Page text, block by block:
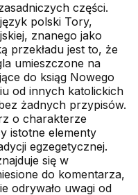
części.
polski Tory,
znanego jako
przekładu jest to, że
umieszczone na
do ksiąg Nowego
od innych katolickich
żadnych przypisów.
o charakterze
istotne elementy
egzegetycznej.
się w
do komentarza,
odrywało uwagi od